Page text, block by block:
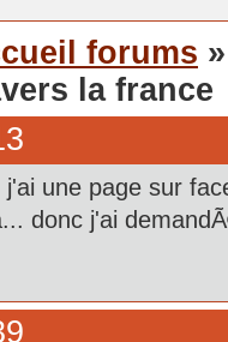
forums
la france
j'ai une page sur
donc j'ai